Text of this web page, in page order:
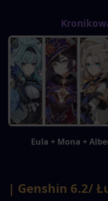
Eula + Mona +
| Genshin 6.2/